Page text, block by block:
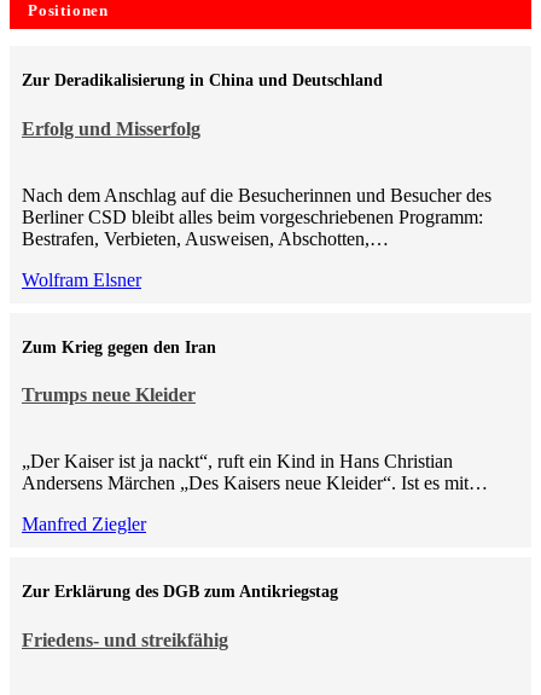
Positionen
Erfolg und Misserfolg
Zur Deradikalisierung in China und Deutschland
Nach dem Anschlag auf die Besucherinnen und Besucher des
Berliner CSD bleibt alles beim vorgeschriebenen Programm:
Bestrafen, Verbieten, Ausweisen, Abschotten,…
Wolfram Elsner
Trumps neue Kleider
Zum Krieg gegen den Iran
„Der Kaiser ist ja nackt“, ruft ein Kind in Hans Christian
Andersens Märchen „Des Kaisers neue Kleider“. Ist es mit…
Manfred Ziegler
Friedens- und streikfähig
Zur Erklärung des DGB zum Antikriegstag